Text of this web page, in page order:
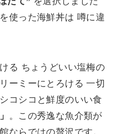
使った海鮮丼は 噂に違
る ちょうどいい塩梅の
ーミーにとろける 一切
コシコと鮮度のいい食
。この秀逸な魚介類が